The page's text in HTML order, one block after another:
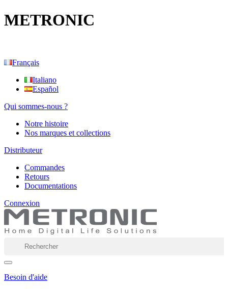
METRONIC
Français
Italiano
Español
Qui sommes-nous ?
Notre histoire
Nos marques et collections
Distributeur
Commandes
Retours
Documentations
Connexion
Besoin d'aide